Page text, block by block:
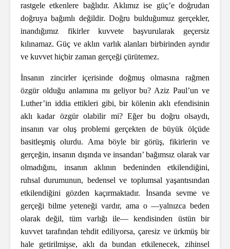
rastgele etkenlere bağlıdır. Aklımız ise güç’e doğrudan
doğruya bağımlı değildir. Doğru bulduğumuz gerçekler,
inandığımız fikirler kuvvete başvurularak geçersiz
kılınamaz. Güç ve aklın varlık alanları birbirinden ayrıdır
ve kuvvet hiçbir zaman gerçeği çürütemez.
İnsanın zincirler içerisinde doğmuş olmasına rağmen
özgür olduğu anlamına mı geliyor bu? Aziz Paul’un ve
Luther’in iddia ettikleri gibi, bir kölenin aklı efendisinin
aklı kadar özgür olabilir mi? Eğer bu doğru olsaydı,
insanın var oluş problemi gerçekten de büyük ölçüde
basitleşmiş olurdu. Ama böyle bir görüş, fikirlerin ve
gerçeğin, insanın dışında ve insandan’ bağımsız olarak var
olmadığını, insanın aklının bedeninden etkilendiğini,
ruhsal durumunun, bedensel ve toplumsal yaşantısından
etkilendiğini gözden kaçırmaktadır. İnsanda sevme ve
gerçeği bilme yeteneği vardır, ama o —yalnızca beden
olarak değil, tüm varlığı ile— kendisinden üstün bir
kuvvet tarafından tehdit ediliyorsa, çaresiz ve ürkmüş bir
hale getirilmişse, aklı da bundan etkilenecek, zihinsel